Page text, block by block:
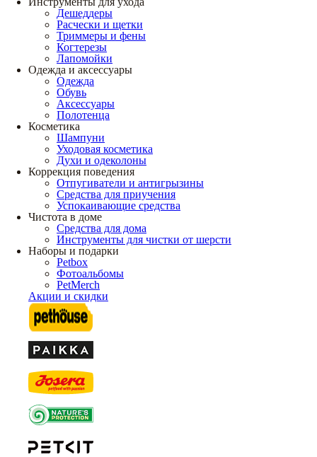
Дешеддеры
Расчески и щетки
Триммеры и фены
Когтерезы
Лапомойки
Одежда и аксессуары
Одежда
Обувь
Аксессуары
Полотенца
Косметика
Шампуни
Уходовая косметика
Духи и одеколоны
Коррекция поведения
Отпугиватели и антигрызины
Средства для приучения
Успокаивающие средства
Чистота в доме
Средства для дома
Инструменты для чистки от шерсти
Наборы и подарки
Petbox
Фотоальбомы
PetMerch
Акции и скидки